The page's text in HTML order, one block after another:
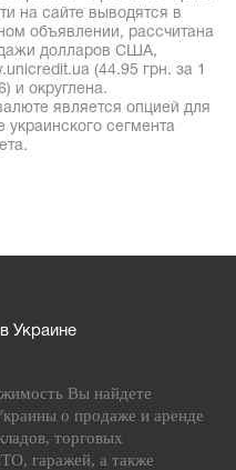
на сайте выводятся в
объявлении, рассчитана
долларов США,
(44.95 грн. за 1
и округлена.
является опцией для
украинского сегмента
Украине
Вы найдете
о продаже и аренде
торговых
гаражей, а также